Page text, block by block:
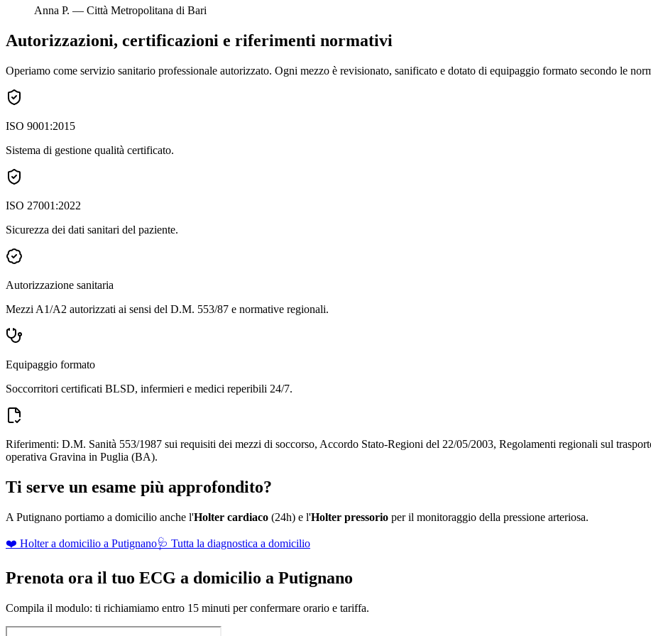
Anna P. — Città Metropolitana di Bari
Autorizzazioni, certificazioni e riferimenti normativi
Operiamo come servizio sanitario professionale autorizzato. Ogni mezzo è revisionato, sanificato e dotato di equipaggio formato secondo le
ISO 9001:2015
Sistema di gestione qualità certificato.
ISO 27001:2022
Sicurezza dei dati sanitari del paziente.
Autorizzazione sanitaria
Mezzi A1/A2 autorizzati ai sensi del D.M. 553/87 e normative regionali.
Equipaggio formato
Soccorritori certificati BLSD, infermieri e medici reperibili 24/7.
Riferimenti: D.M. Sanità 553/1987 sui requisiti dei mezzi di soccorso, Accordo Stato-Regioni del 22/05/2003, Regolamenti regionali sul
operativa Gravina in Puglia (BA).
Ti serve un esame più approfondito?
A Putignano portiamo a domicilio anche l'Holter cardiaco (24h) e l'Holter pressorio per il monitoraggio della pressione arteriosa.
❤️ Holter a domicilio a Putignano🩺 Tutta la diagnostica a domicilio
Prenota ora il tuo ECG a domicilio a Putignano
Compila il modulo: ti richiamiamo entro 15 minuti per confermare orario e tariffa.